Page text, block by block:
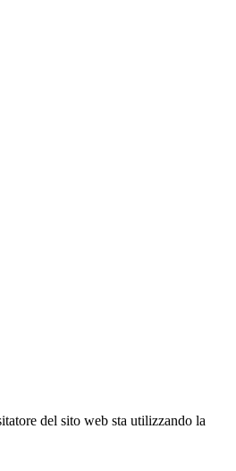
del sito web sta utilizzando la